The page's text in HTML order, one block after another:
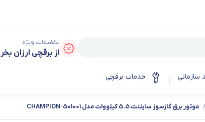
تخفیفات ویژه
از برقچی ارزان بخر
سازمانی خدمات برقچی
/ موتور برق گازسوز سایلنت 5.5 کیلووات مدل 501001-CHAMPION